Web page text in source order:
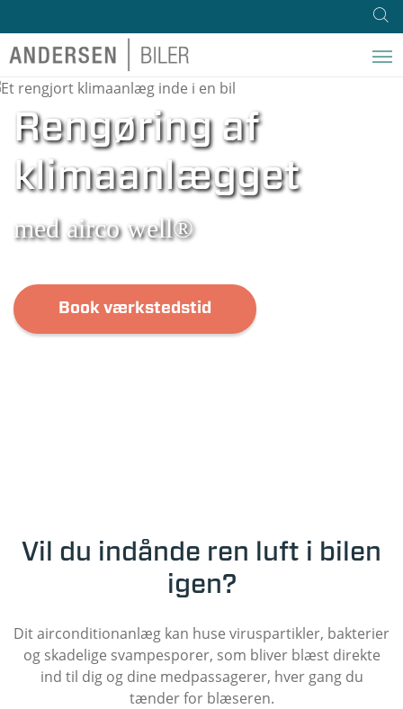
Rengøring af
klimaanlægget
med airco well®
Book værkstedstid
Vil du indånde ren luft i bilen
igen?
Dit airconditionanlæg kan huse viruspartikler, bakterier
og skadelige svampesporer, som bliver blæst direkte
ind til dig og dine medpassagerer, hver gang du
tænder for blæseren.